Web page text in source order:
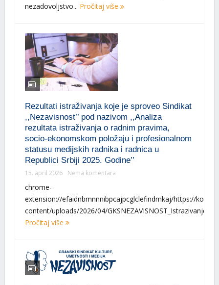
nezadovoljstvo... Pročitaj više
Rezultati istraživanja koje je sproveo Sindikat
,,Nezavisnost’’ pod nazivom ,,Analiza
rezultata istraživanja o radnim pravima,
socio-ekonomskom položaju i profesionalnom
statusu medijskih radnika i radnica u
Republici Srbiji 2025. Godine’’
15. april 2026 Nema komentara
chrome-
extension://efaidnbmnnnibpcajpcglclefindmkaj/https://
content/uploads/2026/04/
Pročitaj više